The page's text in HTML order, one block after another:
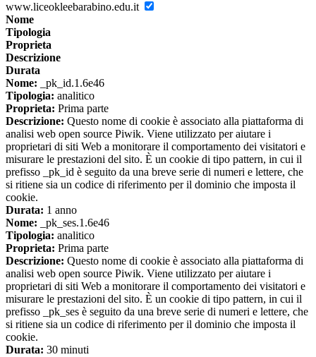
www.liceokleebarabino.edu.it
Nome
Tipologia
Proprieta
Descrizione
Durata
Nome: _pk_id.1.6e46
Tipologia: analitico
Proprieta: Prima parte
Descrizione: Questo nome di cookie è associato alla piattaforma di
analisi web open source Piwik. Viene utilizzato per aiutare i
proprietari di siti Web a monitorare il comportamento dei visitatori e
misurare le prestazioni del sito. È un cookie di tipo pattern, in cui il
prefisso _pk_id è seguito da una breve serie di numeri e lettere, che
si ritiene sia un codice di riferimento per il dominio che imposta il
cookie.
Durata: 1 anno
Nome: _pk_ses.1.6e46
Tipologia: analitico
Proprieta: Prima parte
Descrizione: Questo nome di cookie è associato alla piattaforma di
analisi web open source Piwik. Viene utilizzato per aiutare i
proprietari di siti Web a monitorare il comportamento dei visitatori e
misurare le prestazioni del sito. È un cookie di tipo pattern, in cui il
prefisso _pk_ses è seguito da una breve serie di numeri e lettere, che
si ritiene sia un codice di riferimento per il dominio che imposta il
cookie.
Durata: 30 minuti